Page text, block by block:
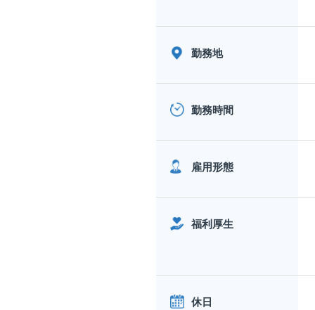
勤務地
勤務時間
雇用形態
福利厚生
休日